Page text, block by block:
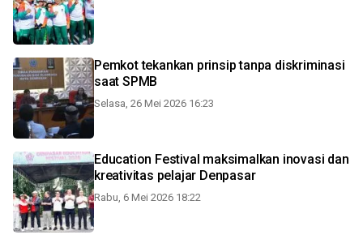
Pemkot tekankan prinsip tanpa diskriminasi
saat SPMB
Selasa, 26 Mei 2026 16:23
Education Festival maksimalkan inovasi dan
kreativitas pelajar Denpasar
Rabu, 6 Mei 2026 18:22